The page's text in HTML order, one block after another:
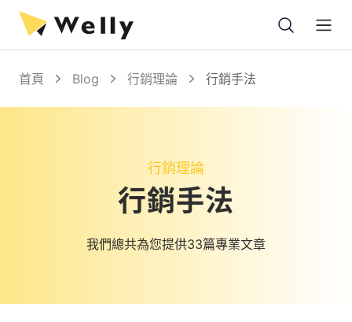
首頁 Blog 行銷理論 行銷手法
行銷理論
行銷手法
我們總共為您提供33篇專業文章